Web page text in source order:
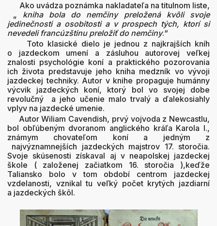
Ako uvádza poznámka nakladateľa na titulnom liste,
„ kniha bola do nemčiny preložená kvôli svoje
jedinečnosti a osobitosti a v prospech tých, ktorí si
nevedeli francúzštinu preložiť do nemčiny.“
Toto klasické dielo je jednou z najkrajších kníh
o jazdeckom umení a zásluhou autorovej veľkej
znalosti psychológie koní a praktického pozorovania
ich života predstavuje jeho kniha medzník vo vývoji
jazdeckej techniky. Autor v knihe propaguje humánny
výcvik jazdeckých koní, ktorý bol vo svojej dobe
revolučný a jeho učenie malo trvalý a ďalekosiahly
vplyv na jazdecké umenie.
Autor Wiliam Cavendish, prvý vojvoda z Newcastlu,
bol obľúbeným dvoranom anglického kráľa Karola I.,
známym chovateľom koní a jedným z
najvýznamnejších jazdeckých majstrov 17. storočia.
Svoje skúsenosti získaval aj v neapolskej jazdeckej
škole ( založenej začiatkom 16. storočia ),keďže
Taliansko bolo v tom období centrom jazdeckej
vzdelanosti, vznikal tu veľký počet krytých jazdiarní
a jazdeckých škôl.